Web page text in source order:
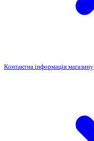
Контактна інформація магазину